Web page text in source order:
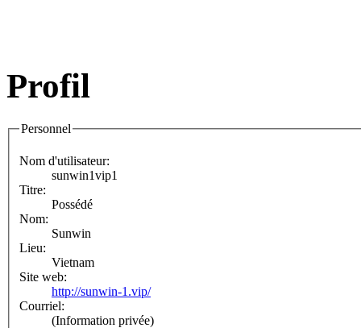
Profil
Personnel
Nom d'utilisateur:
sunwin1vip1
Titre:
Possédé
Nom:
Sunwin
Lieu:
Vietnam
Site web:
http://sunwin-1.vip/
Courriel:
(Information privée)